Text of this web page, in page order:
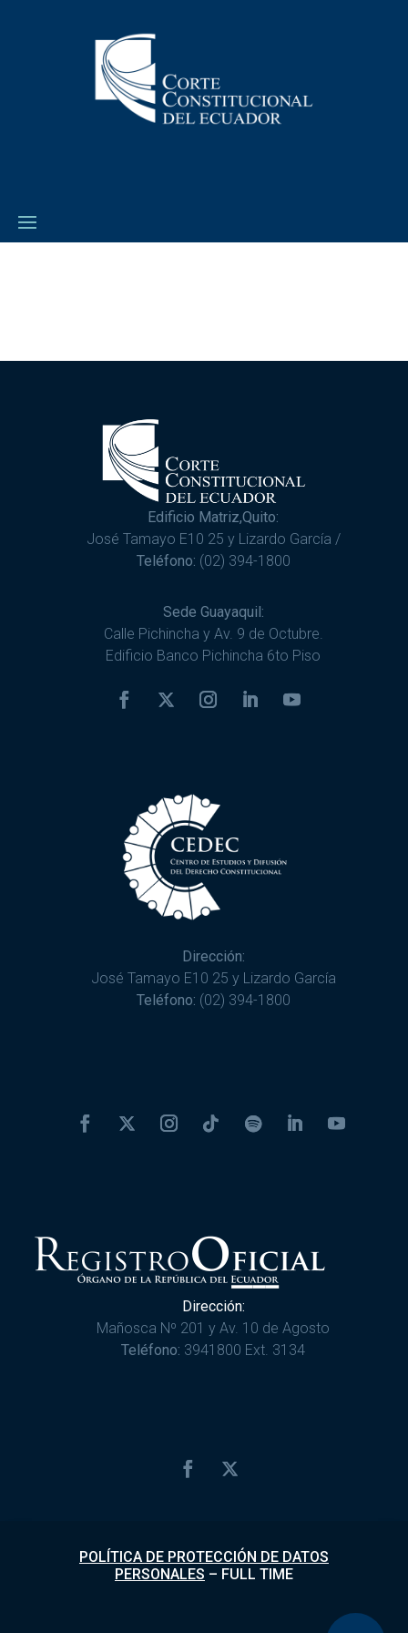
Edificio Matriz,Quito:
José Tamayo E10 25 y Lizardo García /
Teléfono: (02) 394-1800
Sede Guayaquil:
Calle Pichincha y Av. 9 de Octubre.
Edificio Banco Pichincha 6to Piso
Dirección:
José Tamayo E10 25 y Lizardo García
Teléfono: (02) 394-1800
Dirección:
Mañosca Nº 201 y Av. 10 de Agosto
Teléfono: 3941800 Ext. 3134
POLÍTICA DE PROTECCIÓN DE DATOS
PERSONALES – FULL TIME